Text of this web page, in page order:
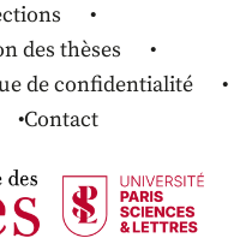
des thèses
de confidentialité
Contact